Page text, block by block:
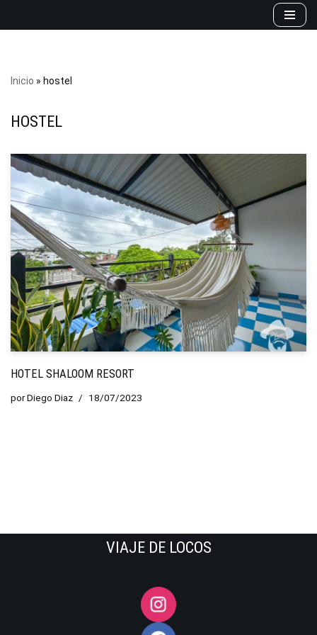
Inicio » hostel
HOSTEL
HOTEL SHALOOM RESORT
porDiego Diaz 18/07/2023
VIAJE DE LOCOS